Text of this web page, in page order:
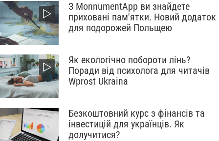
З MonnumentApp ви знайдете
приховані пам'ятки. Новий додаток
для подорожей Польщею
Як екологічно побороти лінь?
Поради від психолога для читачів
Wprost Ukraina
Безкоштовний курс з фінансів та
інвестицій для українців. Як
долучитися?